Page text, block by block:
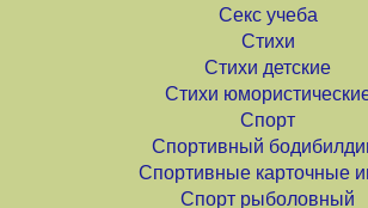
Секс учеба
Стихи
Стихи детские
Стихи
Спорт
Спортивный
Спортивные карточные
Спорт рыболовный